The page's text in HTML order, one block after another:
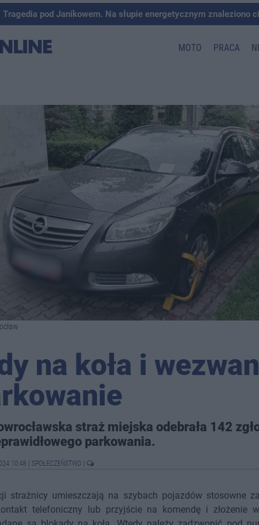
Tragedia pod Janikowem. Na słupie energetycznym znaleziono
MOTO PRACA
na koła i
straż miejska odebrała 142
parkowania.
10:48 SPOŁECZEŃSTWO
strażnicy umieszczają na szybach pojazdów stosowne
telefoniczny lub przyjście na komendę i złożenie